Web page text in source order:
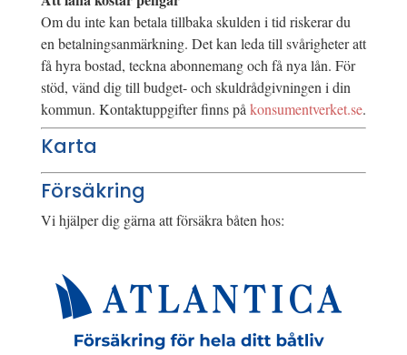
Om du inte kan betala tillbaka skulden i tid riskerar du
en betalningsanmärkning. Det kan leda till svårigheter att
få hyra bostad, teckna abonnemang och få nya lån. För
stöd, vänd dig till budget- och skuldrådgivningen i din
kommun. Kontaktuppgifter finns på konsumentverket.se.
Karta
Försäkring
Vi hjälper dig gärna att försäkra båten hos: